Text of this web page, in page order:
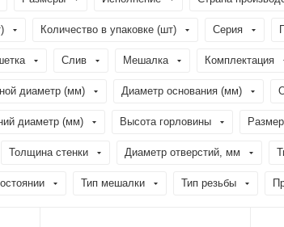
Количество в упаковке (шт) Серия
Слив Мешалка Комплектация
диаметр (мм) Диаметр основания (мм)
диаметр (мм) Высота горловины
Толщина стенки Диаметр отверстий, мм
Тип мешалки Тип резьбы